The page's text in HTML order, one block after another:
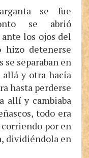
se fue
se abrió
los ojos del
detenerse
separaban en
allá y otra hacía
hasta perderse
allí y cambiaba
todo era
corriendo por en
dividiéndola en